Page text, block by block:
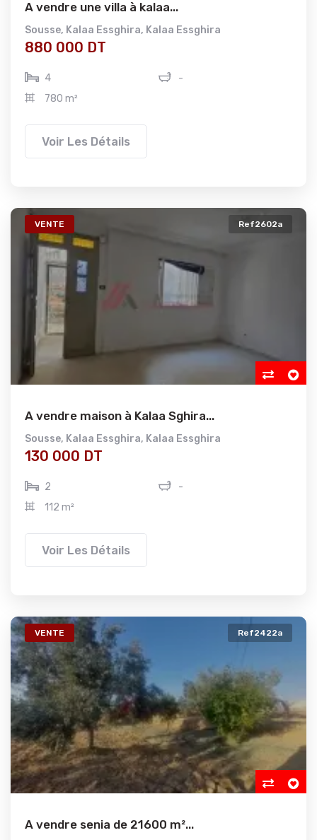
A vendre une villa à kalaa...
Sousse, Kalaa Essghira, Kalaa Essghira
880 000 DT
4
-
780 m²
Voir Les Détails
VENTE Ref2602a
A vendre maison à Kalaa Sghira...
Sousse, Kalaa Essghira, Kalaa Essghira
130 000 DT
2
-
112 m²
Voir Les Détails
VENTE Ref2422a
A vendre senia de 21600 m²...